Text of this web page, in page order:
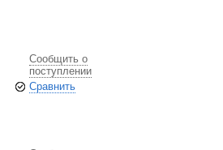
Сообщить о
поступлении
Сравнить